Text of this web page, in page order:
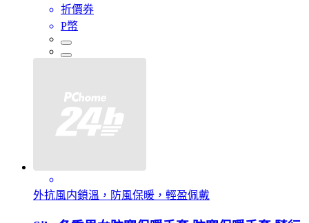
折價券
P幣
外抗風内鎖溫，防風保暖，輕盈佩戴